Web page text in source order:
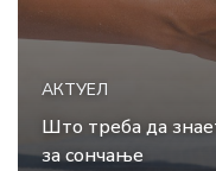
АКТУЕЛ
Што треба да
за сончање